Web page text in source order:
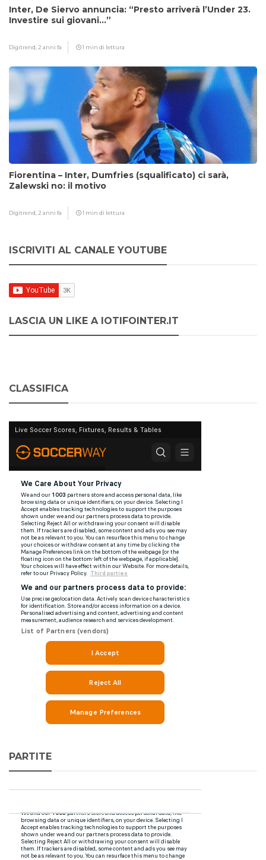
Inter, De Siervo annuncia: “Presto arriverà l’Under 23.
Investire sui giovani…”
Digitrend, 2 anni fa 1 min di lettura
Fiorentina – Inter, Dumfries (squalificato) ci sarà,
Zalewski no: il motivo
Digitrend, 2 anni fa 1 min di lettura
ISCRIVITI AL CANALE YOUTUBE
LASCIA UN LIKE A IOTIFOINTER.IT
CLASSIFICA
PARTITE